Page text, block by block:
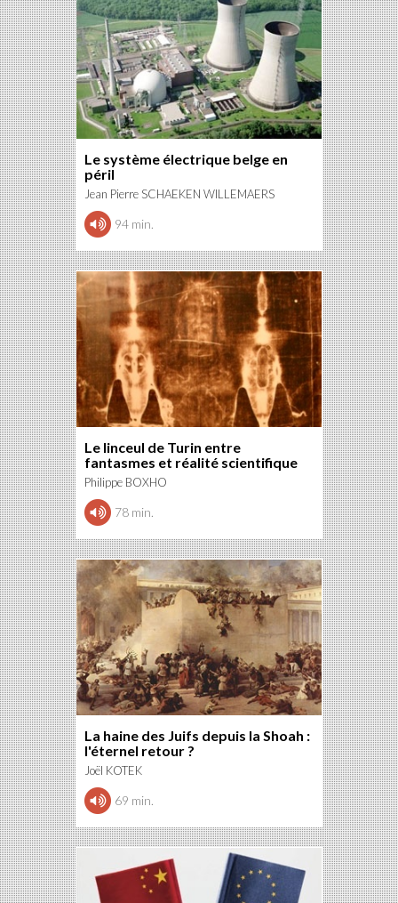
Le système électrique belge en
péril
Jean Pierre SCHAEKEN WILLEMAERS
94 min.
Le linceul de Turin entre
fantasmes et réalité scientifique
Philippe BOXHO
78 min.
La haine des Juifs depuis la Shoah :
l'éternel retour ?
Joël KOTEK
69 min.